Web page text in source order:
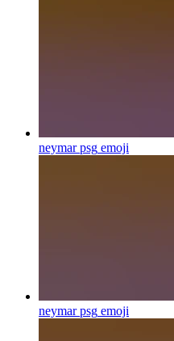
neymar psg emoji
neymar psg emoji